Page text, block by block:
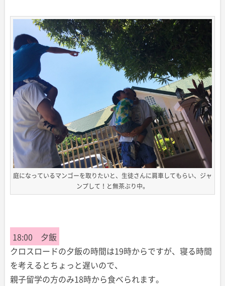
庭になっているマンゴーを取りたいと、生徒さんに肩車してもらい、ジャ
ンプして！と無茶ぶり中。
18:00 夕飯
クロスロードの夕飯の時間は19時からですが、寝る時間
を考えるとちょっと遅いので、
親子留学の方のみ18時から食べられます。